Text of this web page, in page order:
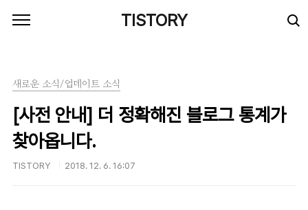
TISTORY
새로운 소식/업데이트 소식
[사전 안내] 더 정확해진 블로그 통계가
찾아옵니다.
TISTORY 2018. 12. 6. 16:07